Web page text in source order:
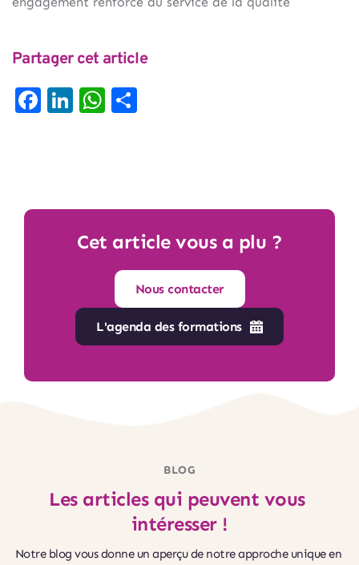
Partager cet article
Facebook
LinkedIn
WhatsApp
Cet article vous a plu ?
Nous contacter
L'agenda des formations
BLOG
Les articles qui peuvent vous
intéresser !
Notre blog vous donne un aperçu de notre approche unique en